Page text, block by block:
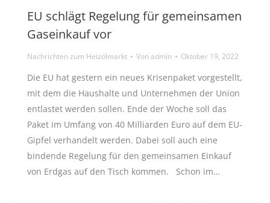
EU schlägt Regelung für gemeinsamen
Gaseinkauf vor
Nachrichten zum Heizölmarkt Vonadmin Oktober 19, 2022
Die EU hat gestern ein neues Krisenpaket vorgestellt,
mit dem die Haushalte und Unternehmen der Union
entlastet werden sollen. Ende der Woche soll das
Paket im Umfang von 40 Milliarden Euro auf dem EU-
Gipfel verhandelt werden. Dabei soll auch eine
bindende Regelung für den gemeinsamen Einkauf
von Erdgas auf den Tisch kommen. Schon im…